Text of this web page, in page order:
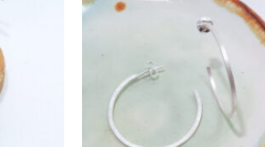
40,00 €
hasta
44,00 €